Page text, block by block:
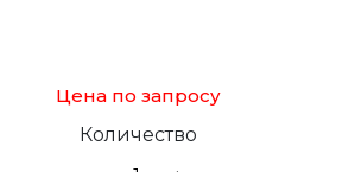
Цена по запросу
Количество